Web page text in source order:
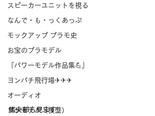
スピーカーユニットを視る
なんで・も・っくあっぷ
モックアップ プラモ史
お宝のプラモデル
『パワーモデル作品集💪』
ヨンパチ飛行場✈✈✈
オーディオ
プラモデル（模型）
艦央部も見ます!!